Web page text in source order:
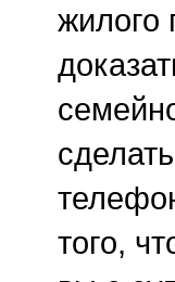
жилого
того,